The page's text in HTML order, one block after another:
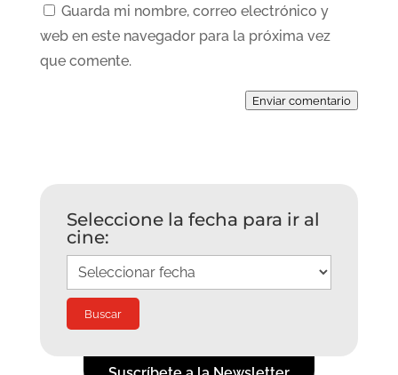
Guarda mi nombre, correo electrónico y
web en este navegador para la próxima vez
que comente.
Enviar comentario
Seleccione la fecha para ir al
cine: